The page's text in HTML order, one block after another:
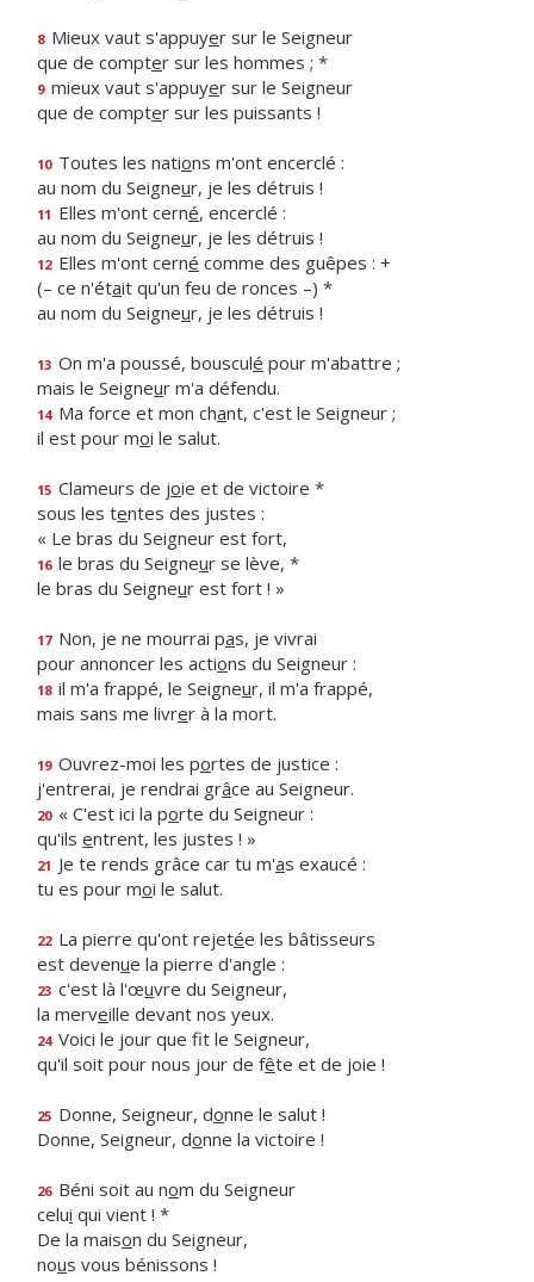
8 Mieux vaut s'appuyer sur le Seigneur
que de compter sur les hommes ; *
9 mieux vaut s'appuyer sur le Seigneur
que de compter sur les puissants !
10 Toutes les nations m'ont encerclé :
au nom du Seigneur, je les détruis !
11 Elles m'ont cerné, encerclé :
au nom du Seigneur, je les détruis !
12 Elles m'ont cerné comme des guêpes : +
(– ce n'était qu'un feu de ronces –) *
au nom du Seigneur, je les détruis !
13 On m'a poussé, bousculé pour m'abattre ;
mais le Seigneur m'a défendu.
14 Ma force et mon chant, c'est le Seigneur ;
il est pour moi le salut.
15 Clameurs de joie et de victoire *
sous les tentes des justes :
« Le bras du Seigneur est fort,
16 le bras du Seigneur se lève, *
le bras du Seigneur est fort ! »
17 Non, je ne mourrai pas, je vivrai
pour annoncer les actions du Seigneur :
18 il m'a frappé, le Seigneur, il m'a frappé,
mais sans me livrer à la mort.
19 Ouvrez-moi les portes de justice :
j'entrerai, je rendrai grâce au Seigneur.
20 « C'est ici la porte du Seigneur :
qu'ils entrent, les justes ! »
21 Je te rends grâce car tu m'as exaucé :
tu es pour moi le salut.
22 La pierre qu'ont rejetée les bâtisseurs
est devenue la pierre d'angle :
23 c'est là l'œuvre du Seigneur,
la merveille devant nos yeux.
24 Voici le jour que ft le Seigneur,
qu'il soit pour nous jour de fête et de joie !
25 Donne, Seigneur, donne le salut !
Donne, Seigneur, donne la victoire !
26 Béni soit au nom du Seigneur
celui qui vient ! *
De la maison du Seigneur,
nous vous bénissons !